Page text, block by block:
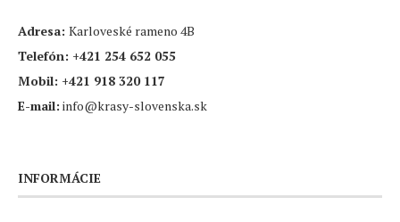
Adresa: Karloveské rameno 4B
Telefón: +421 254 652 055
Mobil: +421 918 320 117
E-mail: info@krasy-slovenska.sk
INFORMÁCIE